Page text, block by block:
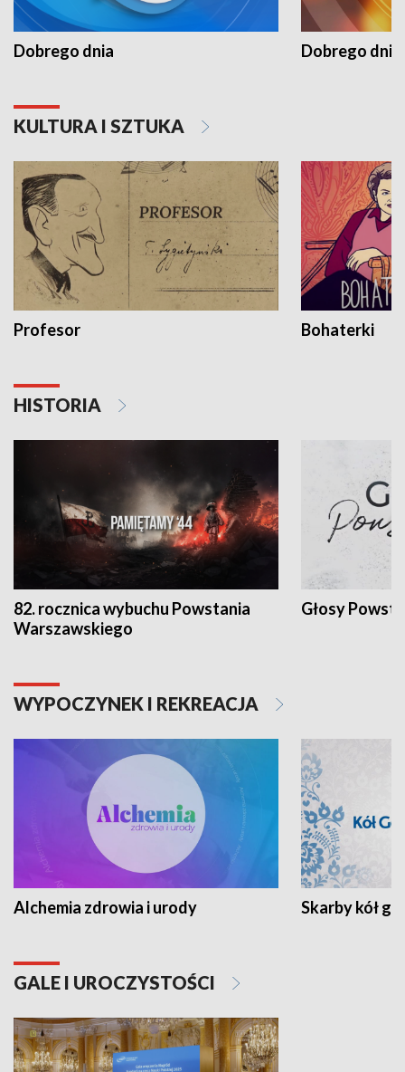
Dobrego dnia Dobrego dnia
KULTURA I SZTUKA
Profesor Bohaterki
HISTORIA
82. rocznica wybuchu Powstania
Warszawskiego
Głosy
WYPOCZYNEK I REKREACJA
Alchemia zdrowia i urody Skarby kół
GALE I UROCZYSTOŚCI